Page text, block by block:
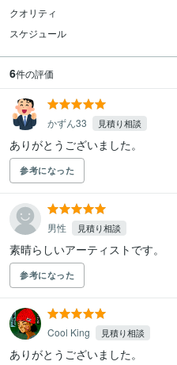
クオリティ
スケジュール
6件の評価
かずん33 見積り相談
ありがとうございました。
参考になった
男性 見積り相談
素晴らしいアーティストです。
参考になった
Cool King 見積り相談
ありがとうございました。